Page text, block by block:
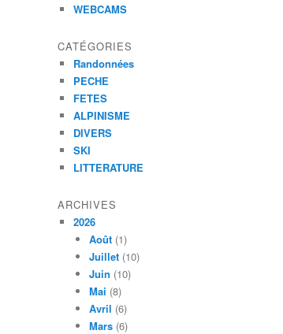
WEBCAMS
CATÉGORIES
Randonnées
PECHE
FETES
ALPINISME
DIVERS
SKI
LITTERATURE
ARCHIVES
2026
Août (1)
Juillet (10)
Juin (10)
Mai (8)
Avril (6)
Mars (6)